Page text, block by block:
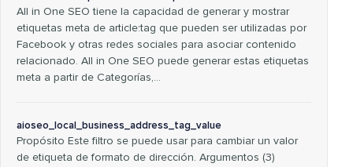
All in One SEO tiene la capacidad de generar y mostrar
etiquetas meta de article:tag que pueden ser utilizadas por
Facebook y otras redes sociales para asociar contenido
relacionado. All in One SEO puede generar estas etiquetas
meta a partir de Categorías,…
aioseo_local_business_address_tag_value
Propósito Este filtro se puede usar para cambiar un valor
de etiqueta de formato de dirección. Argumentos (3)